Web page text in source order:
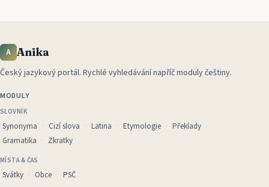
A Anika
Český jazykový portál. Rychlé vyhledávání napříč moduly češtiny.
MODULY
SLOVNÍK
Synonyma Cizí slova Latina Etymologie
Překlady
Gramatika
Zkratky
MÍSTA & ČAS
Svátky Obce PSČ